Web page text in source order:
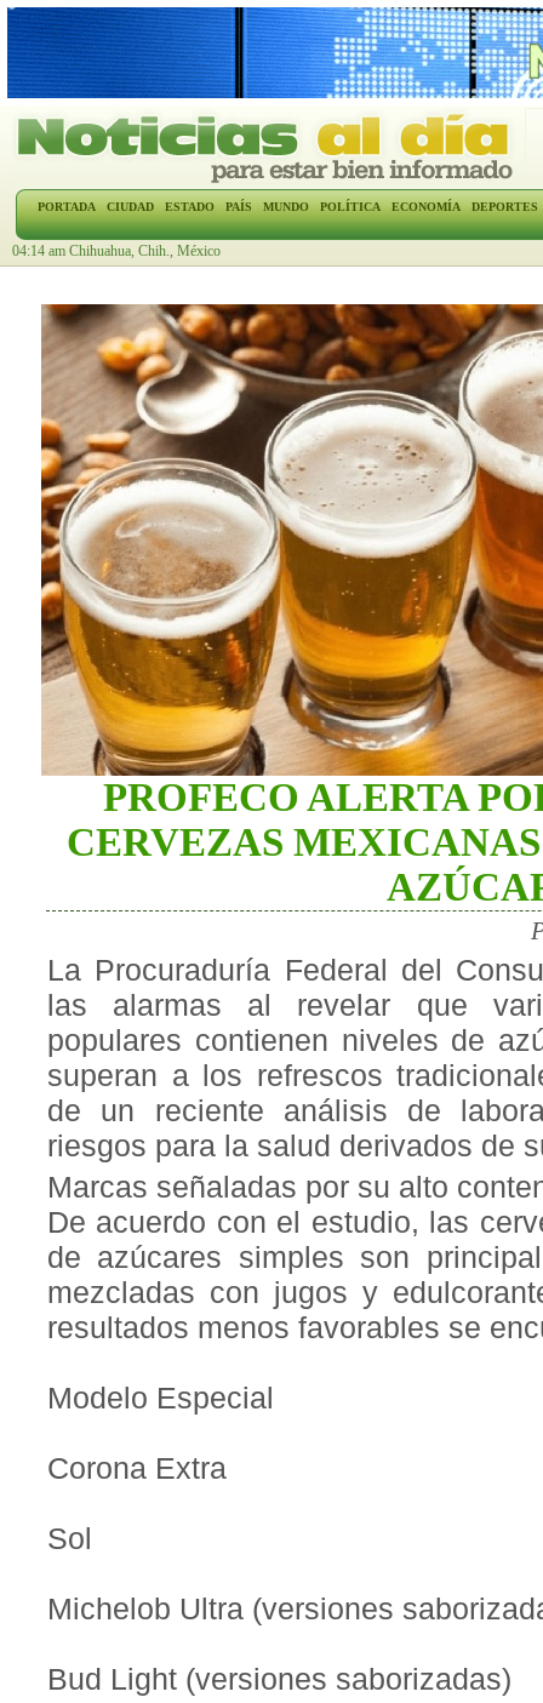
PORTADA CIUDAD ESTADO PAÍS MUNDO POLÍTICA ECONOMÍA DEPORTES
04:14 am Chihuahua, Chih., México
PROFECO ALERTA
CERVEZAS
La Procuraduría Federal del
las alarmas al revelar que
populares contienen niveles de
superan a los refrescos
de un reciente análisis de
riesgos para la salud derivados de
Marcas señaladas por su alto
De acuerdo con el estudio, las
de azúcares simples son
mezcladas con jugos y
resultados menos favorables se
Modelo Especial
Corona Extra
Sol
Michelob Ultra (versiones
Bud Light (versiones saborizadas)